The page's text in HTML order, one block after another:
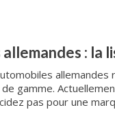
: la
gamme.
pas pour une